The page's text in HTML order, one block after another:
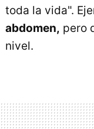
toda la vida".
abdomen, pero
nivel.